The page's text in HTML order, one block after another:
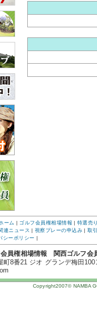
ーム | ゴルフ会員権相場情報 | 特選売
連ニュース | 視察プレーの申込み | 取
シーポリシー |
会員権相場情報 関西ゴルフ
町8番21 ジオ グランデ梅田
Copyright2007© NAMBA